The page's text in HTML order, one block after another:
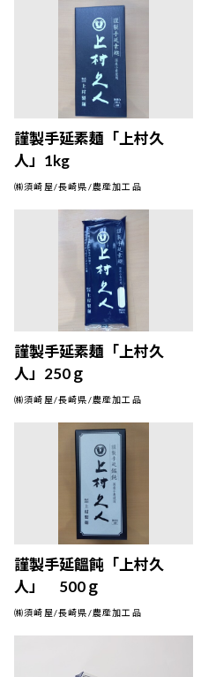
謹製手延素麺「上村久
人」1kg
㈱須崎屋/長崎県/農産加工品
謹製手延素麺「上村久
人」250ｇ
㈱須崎屋/長崎県/農産加工品
謹製手延饂飩「上村久
人」 500ｇ
㈱須崎屋/長崎県/農産加工品